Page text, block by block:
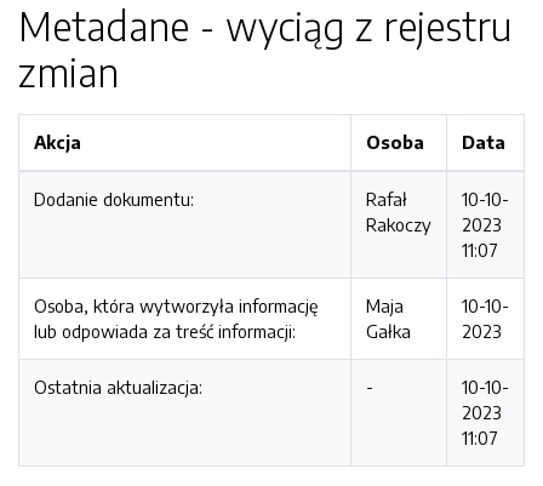
Metadane - wyciąg z rejestru
zmian
Akcja Osoba Data
Dodanie dokumentu:
Rafał
Rakoczy
10-10-
2023
11:07
Osoba, która wytworzyła informację
lub odpowiada za treść informacji:
Maja
Gałka
10-10-
2023
Ostatnia aktualizacja: -
10-10-
2023
11:07